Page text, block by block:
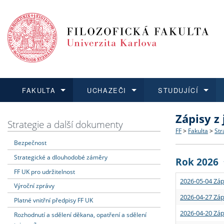
FAKULTA
Dozvědět se více
Struktura
Strategie
Podpora
UCHAZEČI
Podat přihlášku
Co
Učitelské
STUDUJÍCÍ
Dozvědět se více
Rigorózní
Dozvědět se více
O vědě a
Granty a
Dozvědět se více
Aktuální
Strategie a další dokumenty
Bezpečnost
Strategické a dlouhodobé záměry
FF UK pro udržitelnost
Výroční zprávy
Platné vnitřní předpisy FF UK
Rozhodnutí a sdělení děkana, opatření a sdělení
Zápisy
FF > Fakulta >
Rok 2026
2026-05-04
2026-04-27
2026-04-20